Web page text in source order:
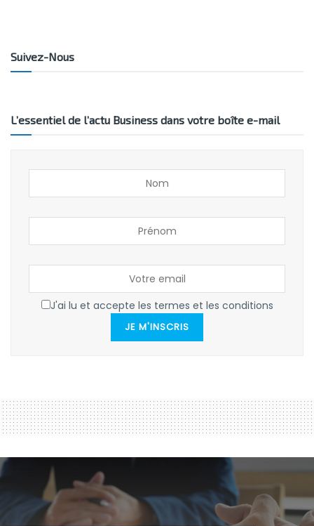
Suivez-Nous
L’essentiel de l’actu Business dans votre boîte e-mail
J'ai lu et accepte les termes et les conditions
JE M'INSCRIS